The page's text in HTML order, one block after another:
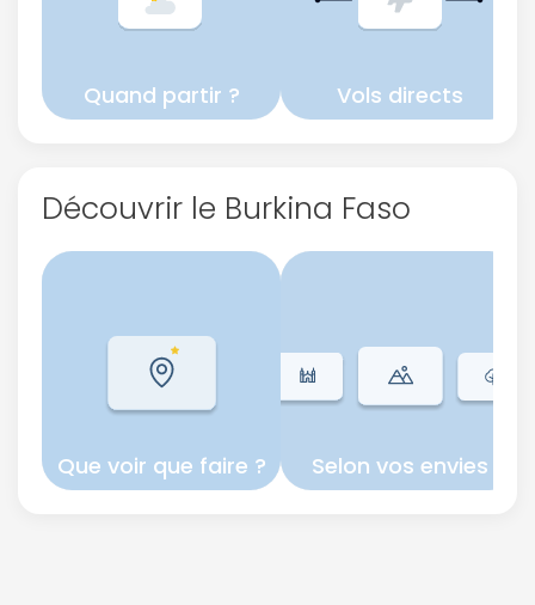
Quand partir ? Vols directs
Découvrir le Burkina Faso
Que voir que faire ? Selon vos envies